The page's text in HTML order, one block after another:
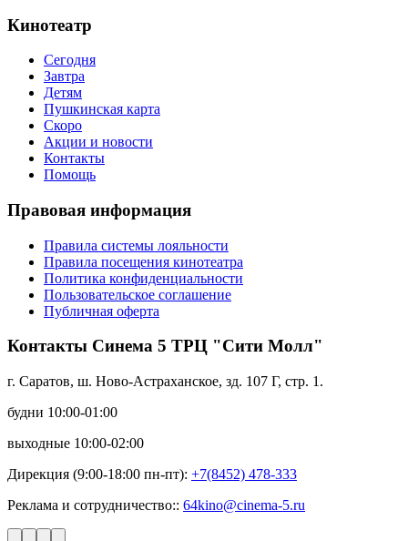
Кинотеатр
Сегодня
Завтра
Детям
Пушкинская карта
Скоро
Акции и новости
Контакты
Помощь
Правовая информация
Правила системы лояльности
Правила посещения кинотеатра
Политика конфиденциальности
Пользовательское соглашение
Публичная оферта
Контакты Синема 5 ТРЦ "Сити Молл"
г. Саратов, ш. Ново-Астраханское, зд. 107 Г, стр. 1.
будни 10:00-01:00
выходные 10:00-02:00
Дирекция (9:00-18:00 пн-пт): +7(8452) 478-333
Реклама и сотрудничество:: 64kino@cinema-5.ru